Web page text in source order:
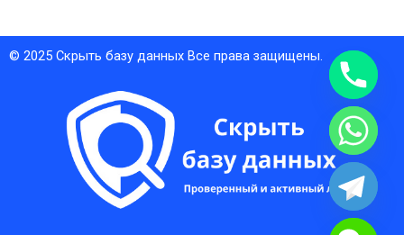
© 2025 Скрыть базу данных Все права защищены.